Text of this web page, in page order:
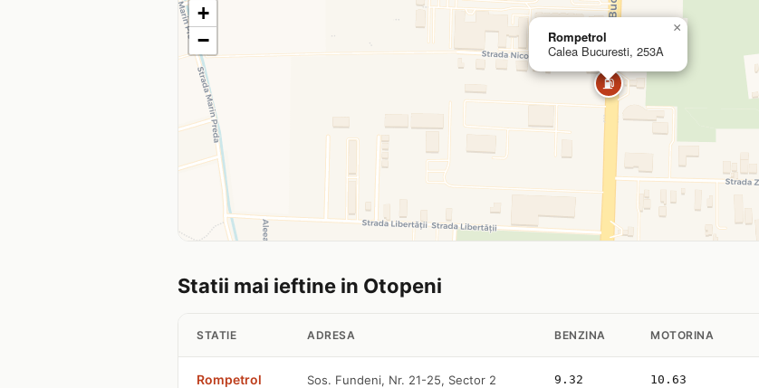
⛽
Rompetrol
Calea Bucuresti, 253A
×
+
−
Statii mai ieftine in Otopeni
STATIE ADRESA BENZINA MOTORINA
Rompetrol Sos. Fundeni, Nr. 21-25, Sector 2 9.32 10.63